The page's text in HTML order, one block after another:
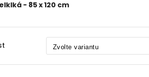
- 85 x 120 cm